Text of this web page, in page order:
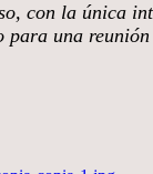
con la única
una